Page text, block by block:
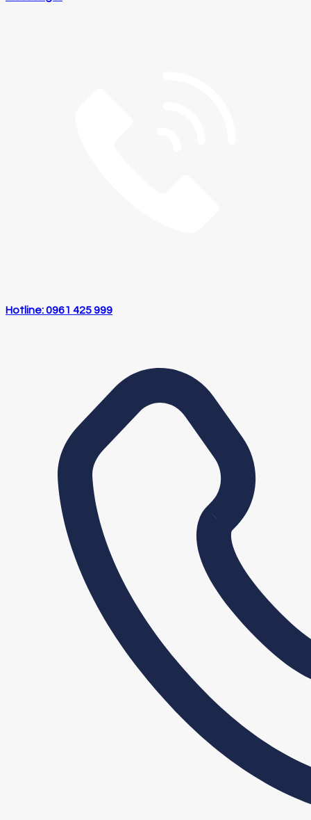
Hotline: 0961 425 999